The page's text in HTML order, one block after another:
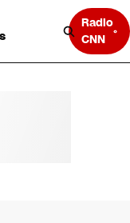
Radio
CNN